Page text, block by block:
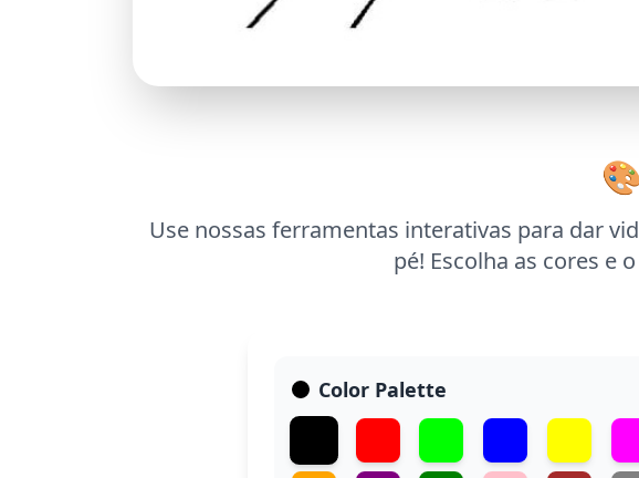
Use nossas ferramentas interativas para dar
pé! Escolha as cores e
Color Palette